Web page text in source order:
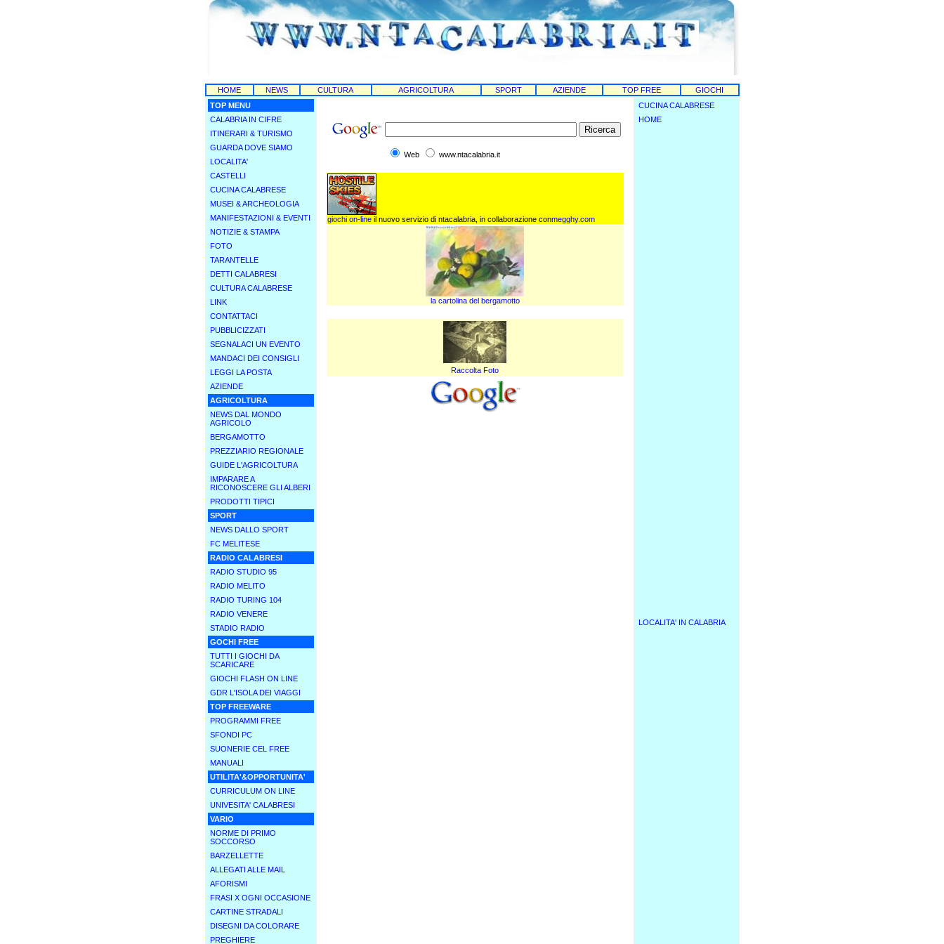
HOME NEWS CULTURA AGRICOLTURA SPORT AZIENDE TOP FREE
GIOCHI
TOP MENU
CALABRIA IN CIFRE
ITINERARI & TURISMO
GUARDA DOVE SIAMO
LOCALITA'
CASTELLI
CUCINA CALABRESE
MUSEI & ARCHEOLOGIA
MANIFESTAZIONI & EVENTI
NOTIZIE & STAMPA
FOTO
TARANTELLE
DETTI CALABRESI
CULTURA CALABRESE
LINK
CONTATTACI
PUBBLICIZZATI
SEGNALACI UN EVENTO
MANDACI DEI CONSIGLI
LEGGI LA POSTA
AZIENDE
AGRICOLTURA
NEWS DAL MONDO
AGRICOLO
BERGAMOTTO
PREZZIARIO REGIONALE
GUIDE L'AGRICOLTURA
IMPARARE A
RICONOSCERE GLI ALBERI
PRODOTTI TIPICI
SPORT
NEWS DALLO SPORT
FC MELITESE
RADIO CALABRESI
RADIO STUDIO 95
RADIO MELITO
RADIO TURING 104
RADIO VENERE
STADIO RADIO
GOCHI FREE
TUTTI I GIOCHI DA
SCARICARE
GIOCHI FLASH ON LINE
GDR L'ISOLA DEI VIAGGI
TOP FREEWARE
PROGRAMMI FREE
SFONDI PC
SUONERIE CEL FREE
MANUALI
UTILITA'&OPPORTUNITA'
CURRICULUM ON LINE
UNIVESITA' CALABRESI
VARIO
NORME DI PRIMO
SOCCORSO
BARZELLETTE
ALLEGATI ALLE MAIL
AFORISMI
FRASI X OGNI OCCASIONE
CARTINE STRADALI
DISEGNI DA COLORARE
PREGHIERE
Web www.ntacalabria.it
giochi on-lineil nuovo servizio di ntacalabria, in collaborazione conmegghy.com
la cartolina del bergamotto
Raccolta Foto
CUCINA CALABRESE
HOME
LOCALITA' IN CALABRIA